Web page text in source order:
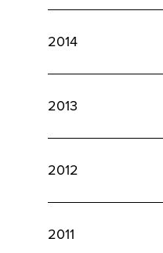
2014
2013
2012
2011